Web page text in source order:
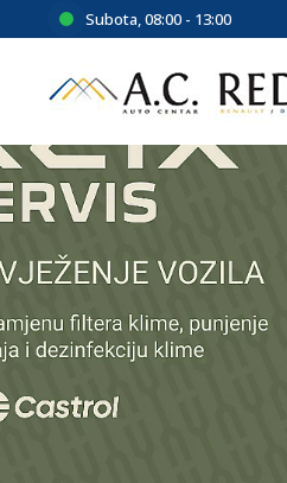
Subota, 08:00 - 13:00
VOZILA
Uz poseban popust,
jamstva na bateriju